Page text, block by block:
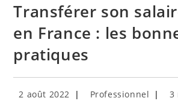
Transférer son
en France : les
pratiques
Publication
2 août 2022
Post
Professionnel 3